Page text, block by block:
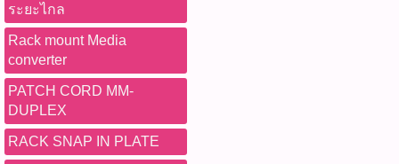
ระยะไกล
Rack mount Media
converter
PATCH CORD MM-
DUPLEX
RACK SNAP IN PLATE